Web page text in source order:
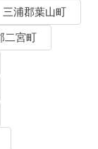
三浦郡葉山町
二宮町